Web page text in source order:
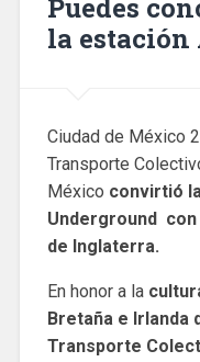
Puedes
la
Ciudad de México
Transporte
México convirtió
Underground
de Inglaterra.
En honor a la
Bretaña e Irlanda
Transporte